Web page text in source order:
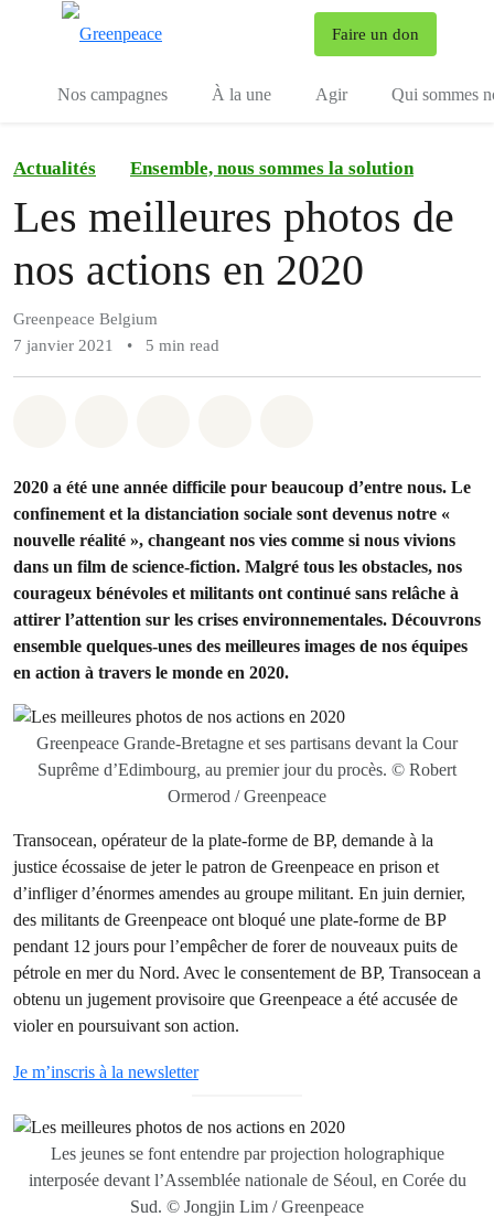
Faire un don
Nos campagnes À la une Agir Qui sommes
Actualités Ensemble, nous sommes la solution
Les meilleures photos de
nos actions en 2020
Greenpeace Belgium
7 janvier 2021
• 5 min read
2020 a été une année difficile pour beaucoup d’entre nous. Le
confinement et la distanciation sociale sont devenus notre «
nouvelle réalité », changeant nos vies comme si nous vivions
dans un film de science-fiction. Malgré tous les obstacles, nos
courageux bénévoles et militants ont continué sans relâche à
attirer l’attention sur les crises environnementales. Découvrons
ensemble quelques-unes des meilleures images de nos équipes
en action à travers le monde en 2020.
Greenpeace Grande-Bretagne et ses partisans devant la Cour
Suprême d’Edimbourg, au premier jour du procès. © Robert
Ormerod / Greenpeace
Transocean, opérateur de la plate-forme de BP, demande à la
justice écossaise de jeter le patron de Greenpeace en prison et
d’infliger d’énormes amendes au groupe militant. En juin dernier,
des militants de Greenpeace ont bloqué une plate-forme de BP
pendant 12 jours pour l’empêcher de forer de nouveaux puits de
pétrole en mer du Nord. Avec le consentement de BP, Transocean a
obtenu un jugement provisoire que Greenpeace a été accusée de
violer en poursuivant son action.
Je m’inscris à la newsletter
Les jeunes se font entendre par projection holographique
interposée devant l’Assemblée nationale de Séoul, en Corée du
Sud. © Jongjin Lim / Greenpeace